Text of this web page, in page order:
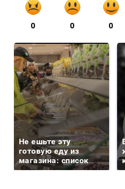
0 0 0
Не ешьте эту
готовую еду из
магазина: список